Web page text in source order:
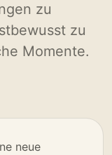
zu
zu
Momente.
neue